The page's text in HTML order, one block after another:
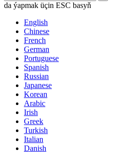
da ýapmak üçin ESC basyň
English
Chinese
French
German
Portuguese
Spanish
Russian
Japanese
Korean
Arabic
Irish
Greek
Turkish
Italian
Danish